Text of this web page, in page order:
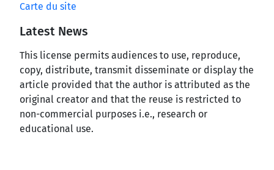
Carte du site
Latest News
This license permits audiences to use, reproduce,
copy, distribute, transmit disseminate or display the
article provided that the author is attributed as the
original creator and that the reuse is restricted to
non-commercial purposes i.e., research or
educational use.